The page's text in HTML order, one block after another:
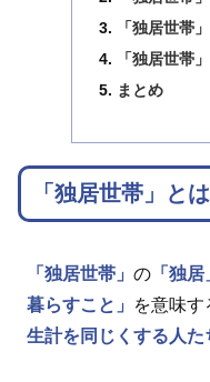
「独居世帯
「独居世帯
まとめ
「独居世帯」と
「独居世帯」 の 「独居
暮らすこと」
を意味す
生計を同じくする人た